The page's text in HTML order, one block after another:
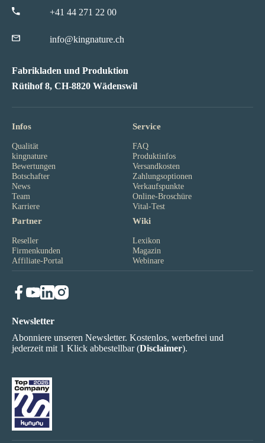
+41 44 271 22 00
info@kingnature.ch
Fabrikladen und Produktion
Rütihof 8, CH-8820 Wädenswil
Infos
Qualität
kingnature
Bewertungen
Botschafter
News
Team
Karriere
Service
FAQ
Produktinfos
Versandkosten
Zahlungsoptionen
Verkaufspunkte
Online-Broschüre
Vital-Test
Partner
Reseller
Firmenkunden
Affiliate-Portal
Wiki
Lexikon
Magazin
Webinare
Newsletter
Abonniere unseren Newsletter. Kostenlos, werbefrei und
jederzeit mit 1 Klick abbestellbar (Disclaimer).